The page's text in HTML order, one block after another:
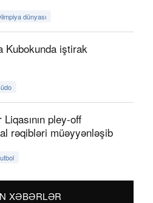
dünyası
Kubokunda iştirak
pley-off
rəqibləri müəyyənləşib
XƏBƏRLƏR